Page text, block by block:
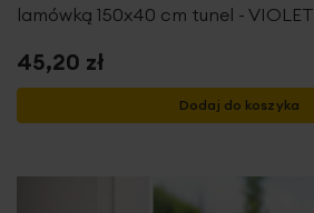
lamówką 150x40 cm tunel - VIOLET
45,20 zł
Dodaj do koszyka